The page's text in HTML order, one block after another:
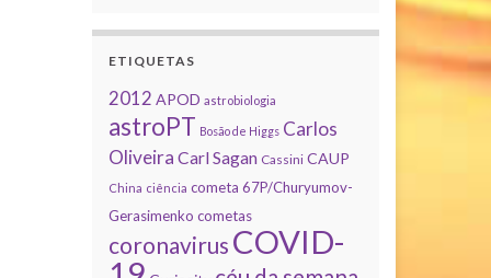
ETIQUETAS
2012 APOD astrobiologia
astroPT Bosão de Higgs Carlos
Oliveira Carl Sagan Cassini CAUP
China ciência cometa 67P/Churyumov-
Gerasimenko cometas
coronavirus COVID-